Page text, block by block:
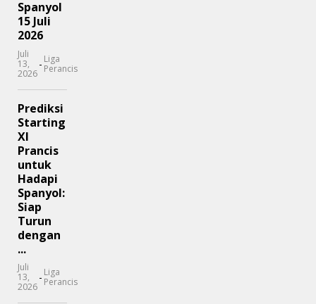
Spanyol
15 Juli
2026
Juli
13,
2026
- Liga
Perancis
Prediksi
Starting
XI
Prancis
untuk
Hadapi
Spanyol:
Siap
Turun
dengan
...
Juli
13,
2026
- Liga
Perancis